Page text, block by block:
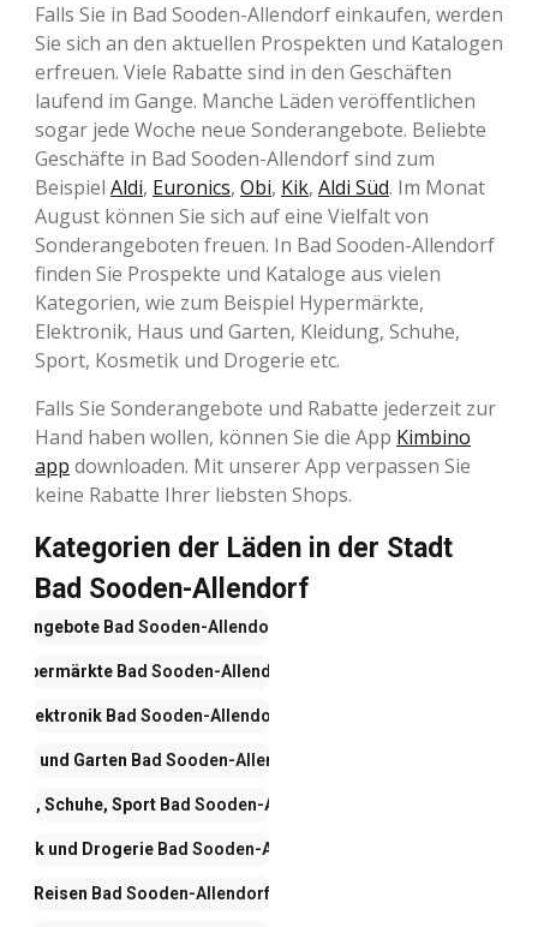
Falls Sie in Bad Sooden-Allendorf einkaufen, werden
Sie sich an den aktuellen Prospekten und Katalogen
erfreuen. Viele Rabatte sind in den Geschäften
laufend im Gange. Manche Läden veröffentlichen
sogar jede Woche neue Sonderangebote. Beliebte
Geschäfte in Bad Sooden-Allendorf sind zum
Beispiel Aldi, Euronics, Obi, Kik, Aldi Süd. Im Monat
August können Sie sich auf eine Vielfalt von
Sonderangeboten freuen. In Bad Sooden-Allendorf
finden Sie Prospekte und Kataloge aus vielen
Kategorien, wie zum Beispiel Hypermärkte,
Elektronik, Haus und Garten, Kleidung, Schuhe,
Sport, Kosmetik und Drogerie etc.
Falls Sie Sonderangebote und Rabatte jederzeit zur
Hand haben wollen, können Sie die App Kimbino
app downloaden. Mit unserer App verpassen Sie
keine Rabatte Ihrer liebsten Shops.
Kategorien der Läden in der Stadt
Bad Sooden-Allendorf
AngeboteBad Sooden-Allendorf
Hypermärkte Bad Sooden-Allendorf
ElektronikBad Sooden-Allendorf
und Garten Bad Sooden-Allendorf
Schuhe, Sport Bad Sooden-Allendorf
und Drogerie Bad Sooden-Allendorf
Reisen Bad Sooden-Allendorf